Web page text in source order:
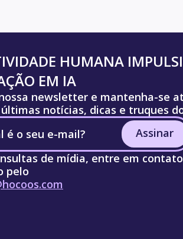
HUMANA
EM IA
newsletter e mantenha-se
notícias, dicas e truques
Assinar
de mídia, entre em contato
pelo